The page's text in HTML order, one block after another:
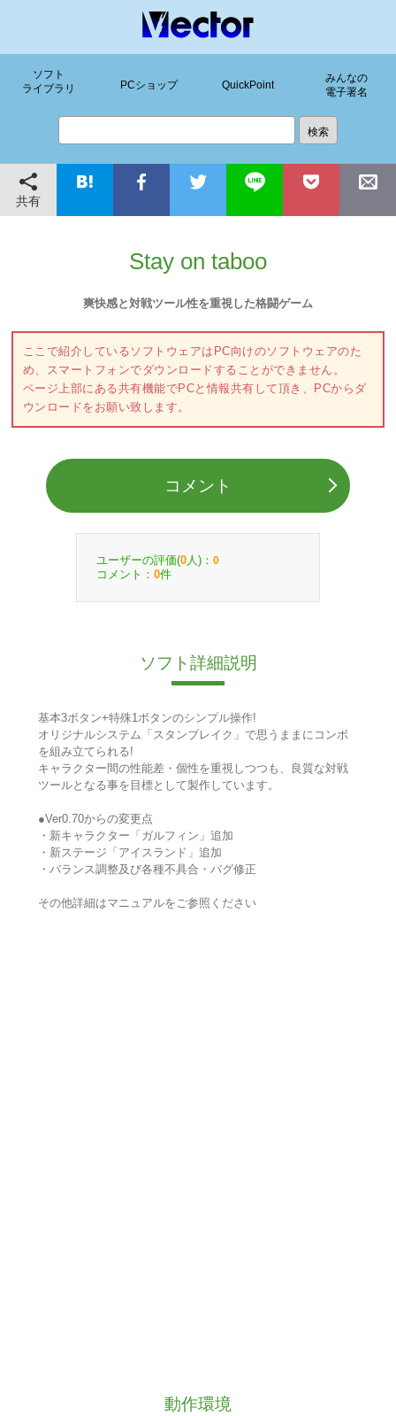
ソフト
ライブラリ
PCショップ QuickPoint
みんなの
電子署名
共有
Stay on taboo
爽快感と対戦ツール性を重視した格闘ゲーム
ここで紹介しているソフトウェアはPC向けのソフトウェアのた
め、スマートフォンでダウンロードすることができません。
ページ上部にある共有機能でPCと情報共有して頂き、PCからダ
ウンロードをお願い致します。
コメント
ユーザーの評価(0 人)： 0
コメント： 0件
ソフト詳細説明
基本3ボタン+特殊1ボタンのシンプル操作!
オリジナルシステム「スタンブレイク」で思うままにコンボ
を組み立てられる!
キャラクター間の性能差・個性を重視しつつも、良質な対戦
ツールとなる事を目標として製作しています。
●Ver0.70からの変更点
・新キャラクター「ガルフィン」追加
・新ステージ「アイスランド」追加
・バランス調整及び各種不具合・バグ修正
その他詳細はマニュアルをご参照ください
動作環境